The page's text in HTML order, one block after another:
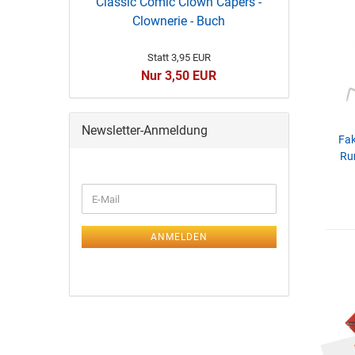
Clownerie - Buch
Statt 3,95 EUR
Nur 3,50 EUR
Newsletter-Anmeldung
ANMELDEN